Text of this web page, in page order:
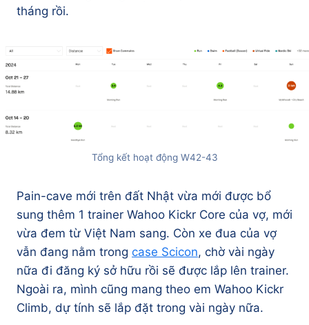
tháng rồi.
Tổng kết hoạt động W42-43
Pain-cave mới trên đất Nhật vừa mới được bổ
sung thêm 1 trainer Wahoo Kickr Core của vợ, mới
vừa đem từ Việt Nam sang. Còn xe đua của vợ
vẫn đang nằm trong case Scicon, chờ vài ngày
nữa đi đăng ký sở hữu rồi sẽ được lắp lên trainer.
Ngoài ra, mình cũng mang theo em Wahoo Kickr
Climb, dự tính sẽ lắp đặt trong vài ngày nữa.